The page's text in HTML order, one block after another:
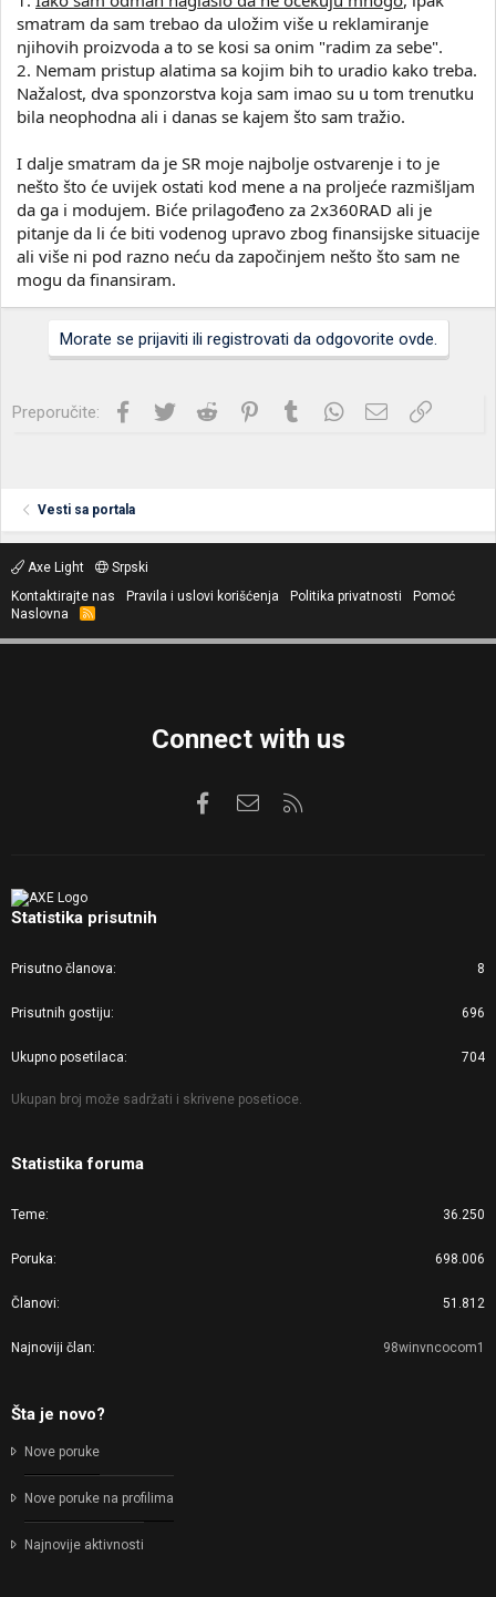
smatram da sam trebao da uložim više u reklamiranje
njihovih proizvoda a to se kosi sa onim "radim za sebe".
2. Nemam pristup alatima sa kojim bih to uradio kako treba.
Nažalost, dva sponzorstva koja sam imao su u tom trenutku
bila neophodna ali i danas se kajem što sam tražio.
I dalje smatram da je SR moje najbolje ostvarenje i to je
nešto što će uvijek ostati kod mene a na proljeće razmišljam
da ga i modujem. Biće prilagođeno za 2x360RAD ali je
pitanje da li će biti vodenog upravo zbog finansijske situacije
ali više ni pod razno neću da započinjem nešto što sam ne
mogu da finansiram.
Morate se prijaviti ili registrovati da odgovorite ovde.
Preporučite: Facebook
Twitter Reddit PinterestTumblrWhatsApp
Imejl Link
Vesti sa portala
Axe Light
Srpski
Kontaktirajte nas
Pravila i uslovi korišćenja Politika privatnosti
Pomoć
Naslovna
R
S
Connect with us
FacebookKontaktirajte nas
Statistika prisutnih
Prisutno članova 8
Prisutnih gostiju 696
Ukupno posetilaca 704
Ukupan broj može sadržati i skrivene posetioce.
Statistika foruma
Teme 36.250
Poruka 698.006
Članovi 51.812
Najnoviji član 98winvncocom1
Šta je novo?
Nove poruke
Nove poruke na profilima
Najnovije aktivnosti